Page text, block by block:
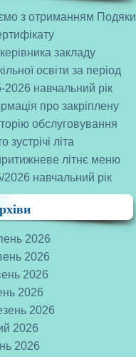
з отриманням Подяки
закладу
освіти за період
2026 навчальний рік
про закріплену
обслуговування
зустрічі літа
літнє меню
2026 навчальний рік
2026
2026
2026
2026
2026
2026
2026